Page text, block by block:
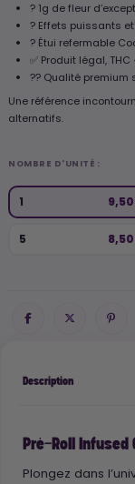
? 1g de fleur
? Effets puissants
? Étui refermable
✅ Produit légal, THC
?? Qualité premium
Une référence
alternatifs.
NOMBRE D'UNITÉ :
1
5
Description
Pré-Roll Infused
Plongez dans